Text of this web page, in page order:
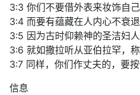
3:3 你们不要借外表来妆饰自
3:4 而要有蕴藏在人内心不衰
3:5 因为古时仰赖神的圣洁妇
3:6 就如撒拉听从亚伯拉罕，
3:7 同样，你们作丈夫的，要
信息